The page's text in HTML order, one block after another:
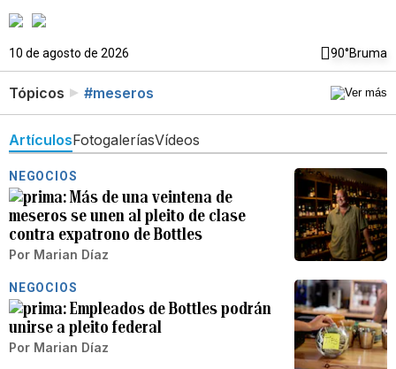
10 de agosto de 2026 90°Bruma
Tópicos #meseros
ArtículosFotogaleríasVídeos
NEGOCIOS
Más de una veintena de
meseros se unen al pleito de clase
contra expatrono de Bottles
Por Marian Díaz
NEGOCIOS
Empleados de Bottles podrán
unirse a pleito federal
Por Marian Díaz